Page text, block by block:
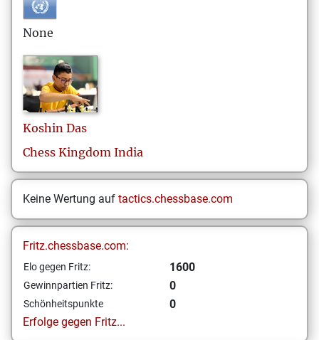
None
Koshin Das
Chess Kingdom India
Keine Wertung auf tactics.chessbase.com
Fritz.chessbase.com:
Elo gegen Fritz: 1600
Gewinnpartien Fritz: 0
Schönheitspunkte
0
Erfolge gegen Fritz...